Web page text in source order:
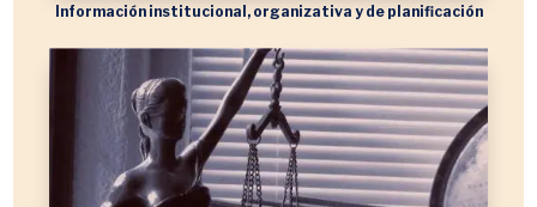
Información institucional, organizativa y de planificación